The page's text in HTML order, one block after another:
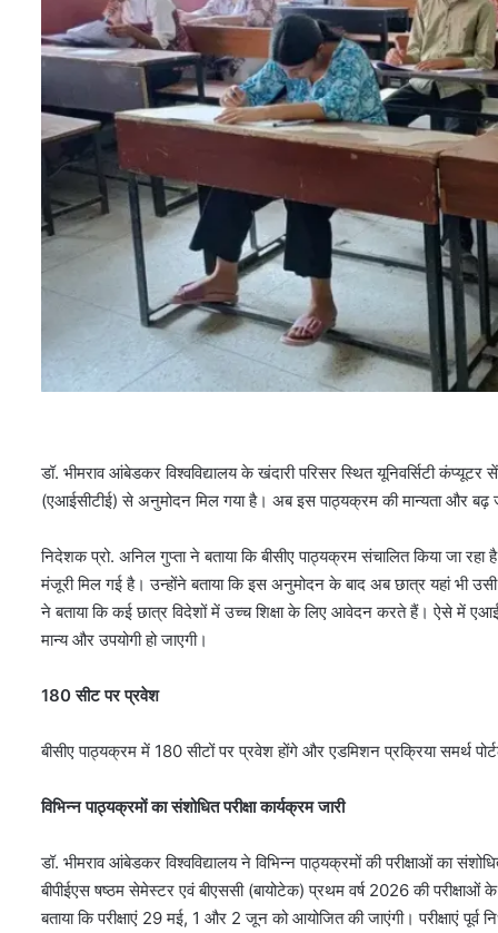
डॉ. भीमराव आंबेडकर विश्वविद्यालय के खंदारी परिसर स्थित यूनिवर्सिटी
(एआईसीटीई) से अनुमोदन मिल गया है। अब इस पाठ्यक्रम की मान्यता और बढ़
निदेशक प्रो. अनिल गुप्ता ने बताया कि बीसीए पाठ्यक्रम संचालित किया जा
मंजूरी मिल गई है। उन्होंने बताया कि इस अनुमोदन के बाद अब छात्र यहां भी
ने बताया कि कई छात्र विदेशों में उच्च शिक्षा के लिए आवेदन करते हैं। ऐसे में
मान्य और उपयोगी हो जाएगी।
180 सीट पर प्रवेश
बीसीए पाठ्यक्रम में 180 सीटों पर प्रवेश होंगे और एडमिशन प्रक्रिया समर्थ
विभिन्न पाठ्यक्रमों का संशोधित परीक्षा कार्यक्रम जारी
डॉ. भीमराव आंबेडकर विश्वविद्यालय ने विभिन्न पाठ्यक्रमों की परीक्षाओं का
बीपीईएस षष्ठम सेमेस्टर एवं बीएससी (बायोटेक) प्रथम वर्ष 2026 की परीक्षाओं
बताया कि परीक्षाएं 29 मई, 1 और 2 जून को आयोजित की जाएंगी। परीक्षाएं पूर्व